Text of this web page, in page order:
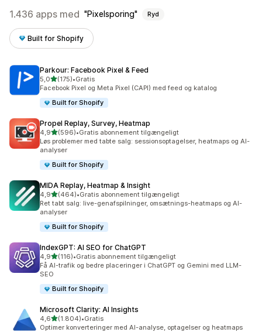
1.436 apps med Pixelsporing Ryd
Built for Shopify
Parkour: Facebook Pixel & Feed
5,0ud af 5 stjerner
(175)
175 anmeldelser i alt
•Gratis
Facebook Pixel og Meta Pixel (CAPI) med feed og katalog
Built for Shopify
Propel Replay, Survey, Heatmap
4,9ud af 5 stjerner
(596)
596 anmeldelser i alt
•Gratis abonnement tilgængeligt
Løs problemer med tabte salg: sessionsoptagelser, heatmaps og AI-
analyser
Built for Shopify
MIDA Replay, Heatmap & Insight
4,9ud af 5 stjerner
(464)
464 anmeldelser i alt
•Gratis abonnement tilgængeligt
Ret tabt salg: live-genafspilninger, omsætnings-heatmaps og AI-
analyser
Built for Shopify
IndexGPT: AI SEO for ChatGPT
4,9ud af 5 stjerner
(116)
116 anmeldelser i alt
•Gratis abonnement tilgængeligt
Få AI-trafik og bedre placeringer i ChatGPT og Gemini med LLM-
SEO
Built for Shopify
Microsoft Clarity: AI Insights
4,6ud af 5 stjerner
(1.804)
1804 anmeldelser i alt
•Gratis
Optimer konverteringer med AI-analyse, optagelser og heatmaps